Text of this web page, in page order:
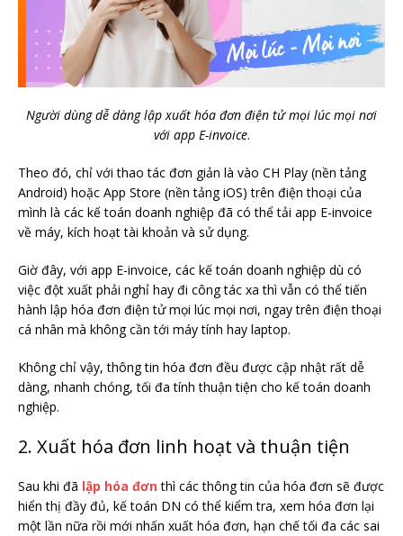
Người dùng dễ dàng lập xuất hóa đơn điện tử mọi lúc mọi nơi
với app E-invoice.
Theo đó, chỉ với thao tác đơn giản là vào CH Play (nền tảng
Android) hoặc App Store (nền tảng iOS) trên điện thoại của
mình là các kế toán doanh nghiệp đã có thể tải app E-invoice
về máy, kích hoạt tài khoản và sử dụng.
Giờ đây, với app E-invoice, các kế toán doanh nghiệp dù có
việc đột xuất phải nghỉ hay đi công tác xa thì vẫn có thể tiến
hành lập hóa đơn điện tử mọi lúc mọi nơi, ngay trên điện thoại
cá nhân mà không cần tới máy tính hay laptop.
Không chỉ vậy, thông tin hóa đơn đều được cập nhật rất dễ
dàng, nhanh chóng, tối đa tính thuận tiện cho kế toán doanh
nghiệp.
2. Xuất hóa đơn linh hoạt và thuận tiện
Sau khi đã lập hóa đơn thì các thông tin của hóa đơn sẽ được
hiển thị đầy đủ, kế toán DN có thể kiểm tra, xem hóa đơn lại
một lần nữa rồi mới nhấn xuất hóa đơn, hạn chế tối đa các sai